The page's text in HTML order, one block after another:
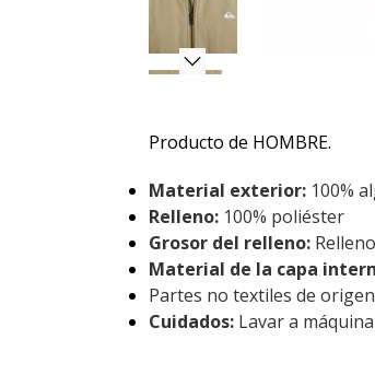
Producto de HOMBRE.
Material exterior:100%
Relleno:100% poliéster
Grosor del relleno:
Material de la capa
Partes no textiles de
Cuidados:Lavar a máquina